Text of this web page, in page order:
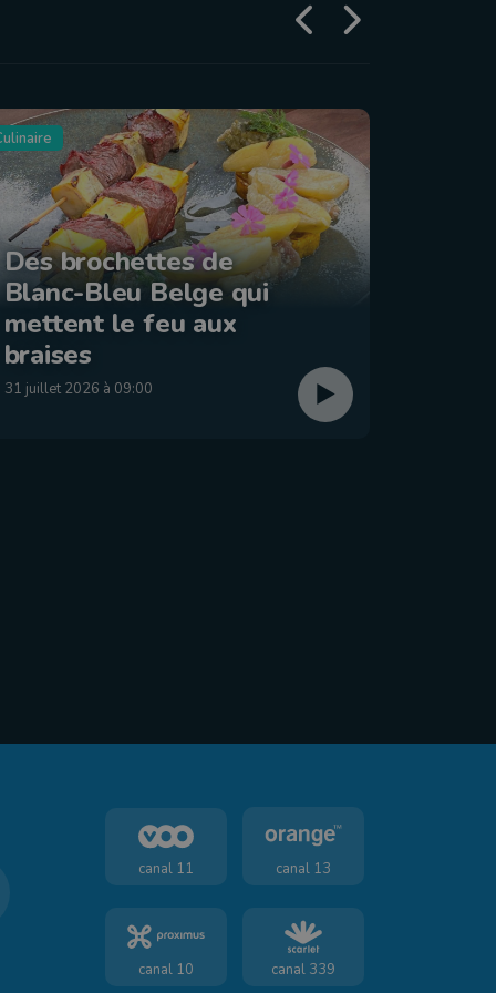
Des brochettes de
Blanc-Bleu Belge qui
mettent le feu aux
braises
31 juillet 2026 à 09:00
canal 11 canal 13
canal 10 canal 339